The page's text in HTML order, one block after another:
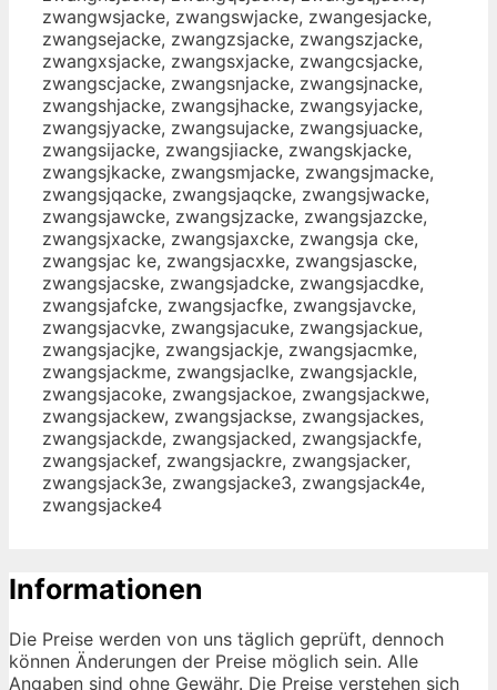
zwangwsjacke, zwangswjacke, zwangesjacke,
zwangsejacke, zwangzsjacke, zwangszjacke,
zwangxsjacke, zwangsxjacke, zwangcsjacke,
zwangscjacke, zwangsnjacke, zwangsjnacke,
zwangshjacke, zwangsjhacke, zwangsyjacke,
zwangsjyacke, zwangsujacke, zwangsjuacke,
zwangsijacke, zwangsjiacke, zwangskjacke,
zwangsjkacke, zwangsmjacke, zwangsjmacke,
zwangsjqacke, zwangsjaqcke, zwangsjwacke,
zwangsjawcke, zwangsjzacke, zwangsjazcke,
zwangsjxacke, zwangsjaxcke, zwangsja cke,
zwangsjac ke, zwangsjacxke, zwangsjascke,
zwangsjacske, zwangsjadcke, zwangsjacdke,
zwangsjafcke, zwangsjacfke, zwangsjavcke,
zwangsjacvke, zwangsjacuke, zwangsjackue,
zwangsjacjke, zwangsjackje, zwangsjacmke,
zwangsjackme, zwangsjaclke, zwangsjackle,
zwangsjacoke, zwangsjackoe, zwangsjackwe,
zwangsjackew, zwangsjackse, zwangsjackes,
zwangsjackde, zwangsjacked, zwangsjackfe,
zwangsjackef, zwangsjackre, zwangsjacker,
zwangsjack3e, zwangsjacke3, zwangsjack4e,
zwangsjacke4
Informationen
Die Preise werden von uns täglich geprüft, dennoch
können Änderungen der Preise möglich sein. Alle
Angaben sind ohne Gewähr. Die Preise verstehen sich